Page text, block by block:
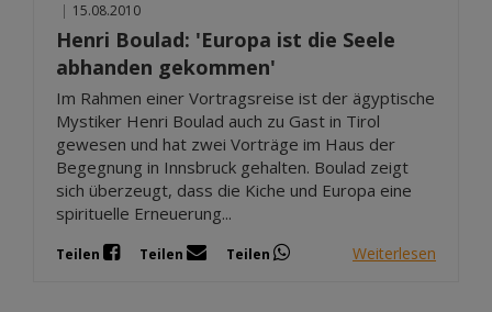
| 15.08.2010
Henri Boulad: 'Europa ist die Seele
abhanden gekommen'
Im Rahmen einer Vortragsreise ist der ägyptische
Mystiker Henri Boulad auch zu Gast in Tirol
gewesen und hat zwei Vorträge im Haus der
Begegnung in Innsbruck gehalten. Boulad zeigt
sich überzeugt, dass die Kiche und Europa eine
spirituelle Erneuerung...
Teilen Teilen Teilen Weiterlesen